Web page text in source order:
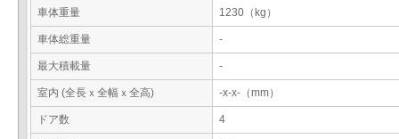
車体重量 1230（kg）
車体総重量 -
最大積載量 -
室内 (全長ｘ全幅ｘ全高) -x-x-（mm）
ドア数 4